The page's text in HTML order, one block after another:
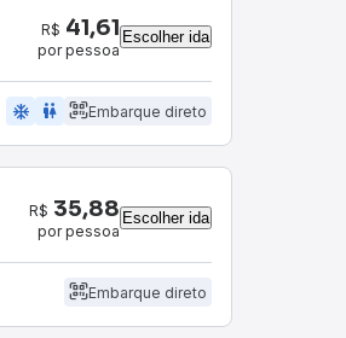
R$ 41,61
por pessoa
Escolher ida
ac_unit wc Embarque direto
R$ 35,88
por pessoa
Escolher ida
Embarque direto